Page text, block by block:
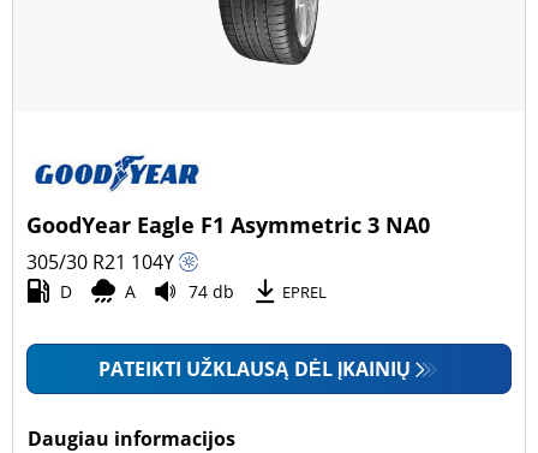
GoodYear Eagle F1 Asymmetric 3 NA0
305/30 R21 104Y
D A 74 db EPREL
PATEIKTI UŽKLAUSĄ DĖL ĮKAINIŲ
Daugiau informacijos